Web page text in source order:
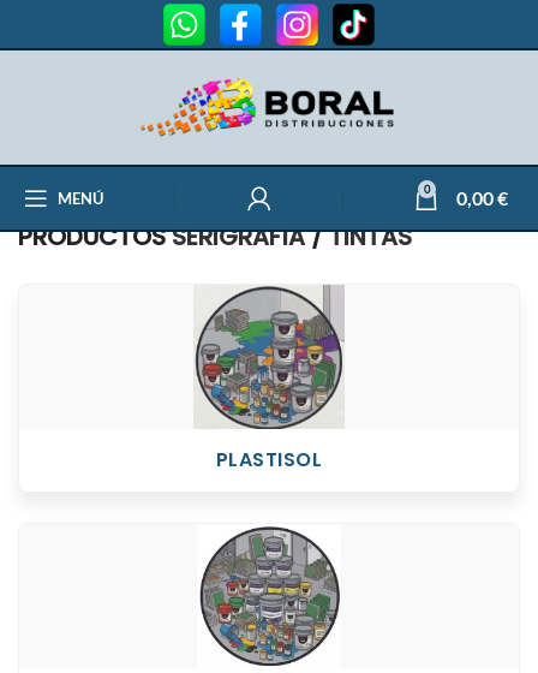
MENÚ 0 0,00€
PRODUCTOSSERIGRAFÍA/TINTAS
PLASTISOL